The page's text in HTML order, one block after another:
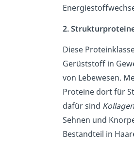
2.
Diese
Gerüststoff in
von Lebewesen.
Proteine dort für
dafür sind Kollagen
Sehnen und
Bestandteil in